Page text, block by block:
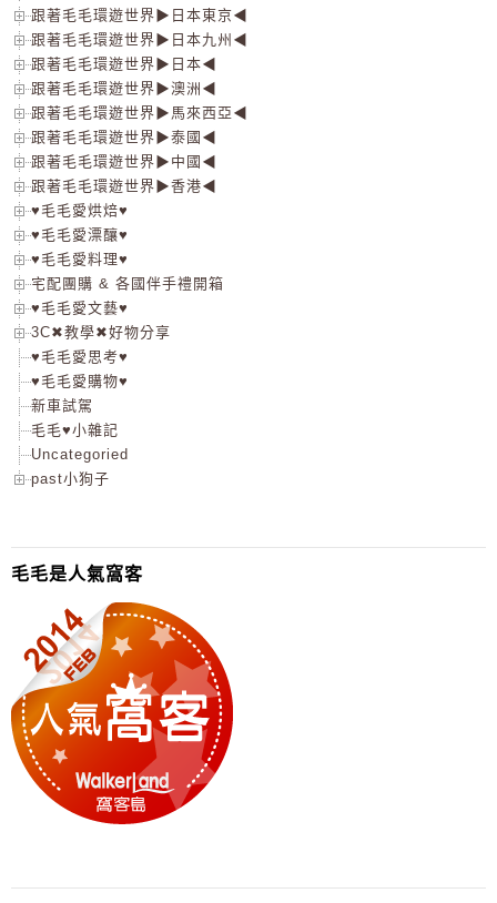
跟著毛毛環遊世界▶日本東京◀
跟著毛毛環遊世界▶日本九州◀
跟著毛毛環遊世界▶日本◀
跟著毛毛環遊世界▶澳洲◀
跟著毛毛環遊世界▶馬來西亞◀
跟著毛毛環遊世界▶泰國◀
跟著毛毛環遊世界▶中國◀
跟著毛毛環遊世界▶香港◀
♥毛毛愛烘焙♥
♥毛毛愛漂釀♥
♥毛毛愛料理♥
宅配團購 & 各國伴手禮開箱
♥毛毛愛文藝♥
3C✖教學✖好物分享
♥毛毛愛思考♥
♥毛毛愛購物♥
新車試駕
毛毛♥小雜記
Uncategoried
past小狗子
毛毛是人氣窩客